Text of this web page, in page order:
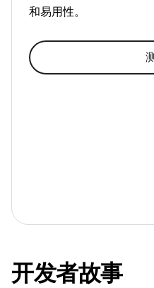
和易用性。
开发者故事